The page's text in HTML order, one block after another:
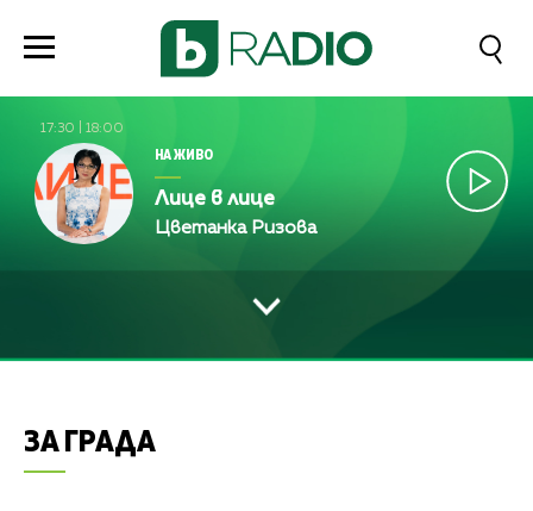
17:30 18:00
НА ЖИВО
Лице в лице
Цветанка Ризова
ЗА ГРАДА